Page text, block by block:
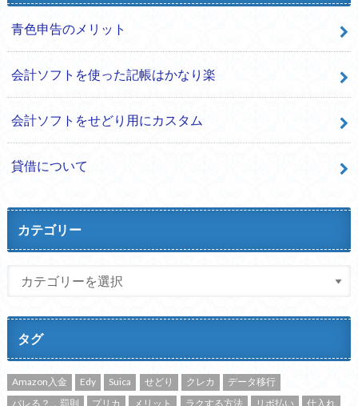
青色申告のメリット
会計ソフトを使った記帳はかなり楽
会計ソフトをせどり用にカスタム
貸借について
カテゴリー
タグ
Amazon入金 Edy Suica せどり クレカ
データ移行
バレる？，罰則
プリカ メリット ラクする方法 リボ払い 仕入れ